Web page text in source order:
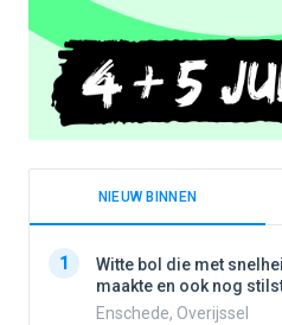
NIEUW BINNEN
1
Witte bol die met
maakte en ook nog
Enschede, Overijssel